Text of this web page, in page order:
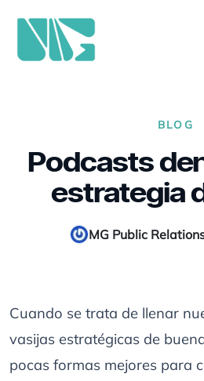
BLOG
Podcasts
estrategia
MG Public
Cuando se trata de llenar
vasijas estratégicas de
pocas formas mejores para